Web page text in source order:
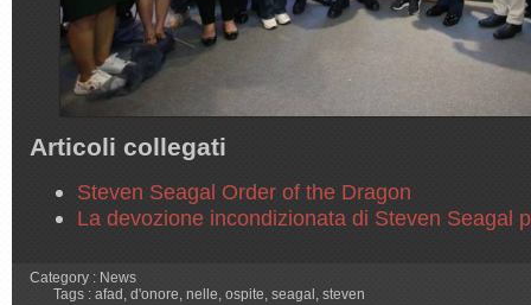
Articoli collegati
Steven Seagal Order of the Dragon
La devozione incondizionata di Steven Seagal
Category : News
Tags : afad , d'onore, nelle, ospite, seagal , steven